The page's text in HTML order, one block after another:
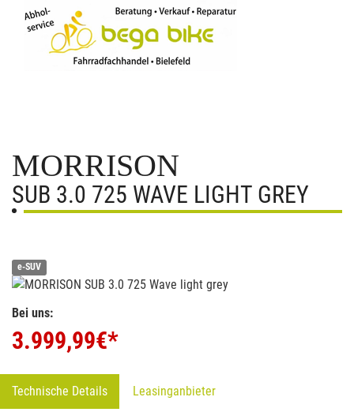
MORRISON
SUB 3.0 725 WAVE LIGHT GREY
e-SUV
Bei uns:
3.999,99€*
Technische Details Leasinganbieter